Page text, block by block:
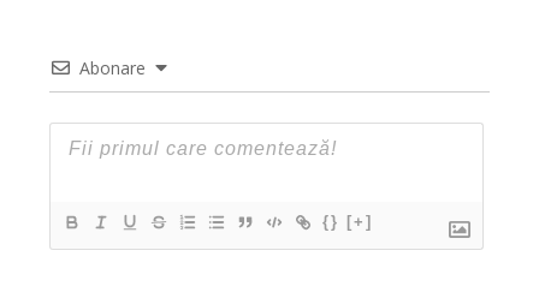
Abonare
{} [+]